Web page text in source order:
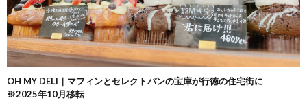
OH MY DELI｜マフィンとセレクトパンの宝庫が行徳の住宅街に
※2025年10月移転